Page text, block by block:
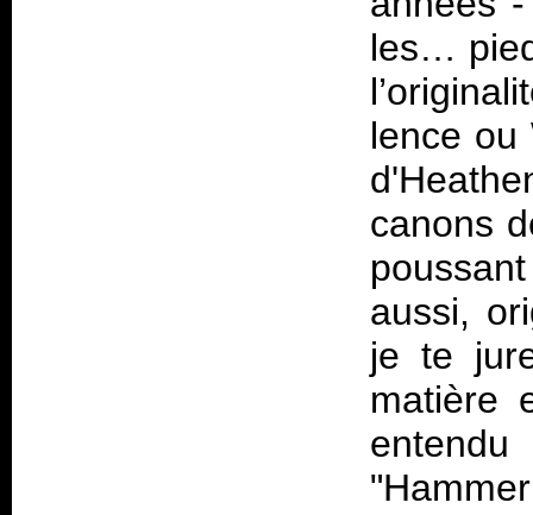
les…
lence ou
canons
aussi,
je te
matière